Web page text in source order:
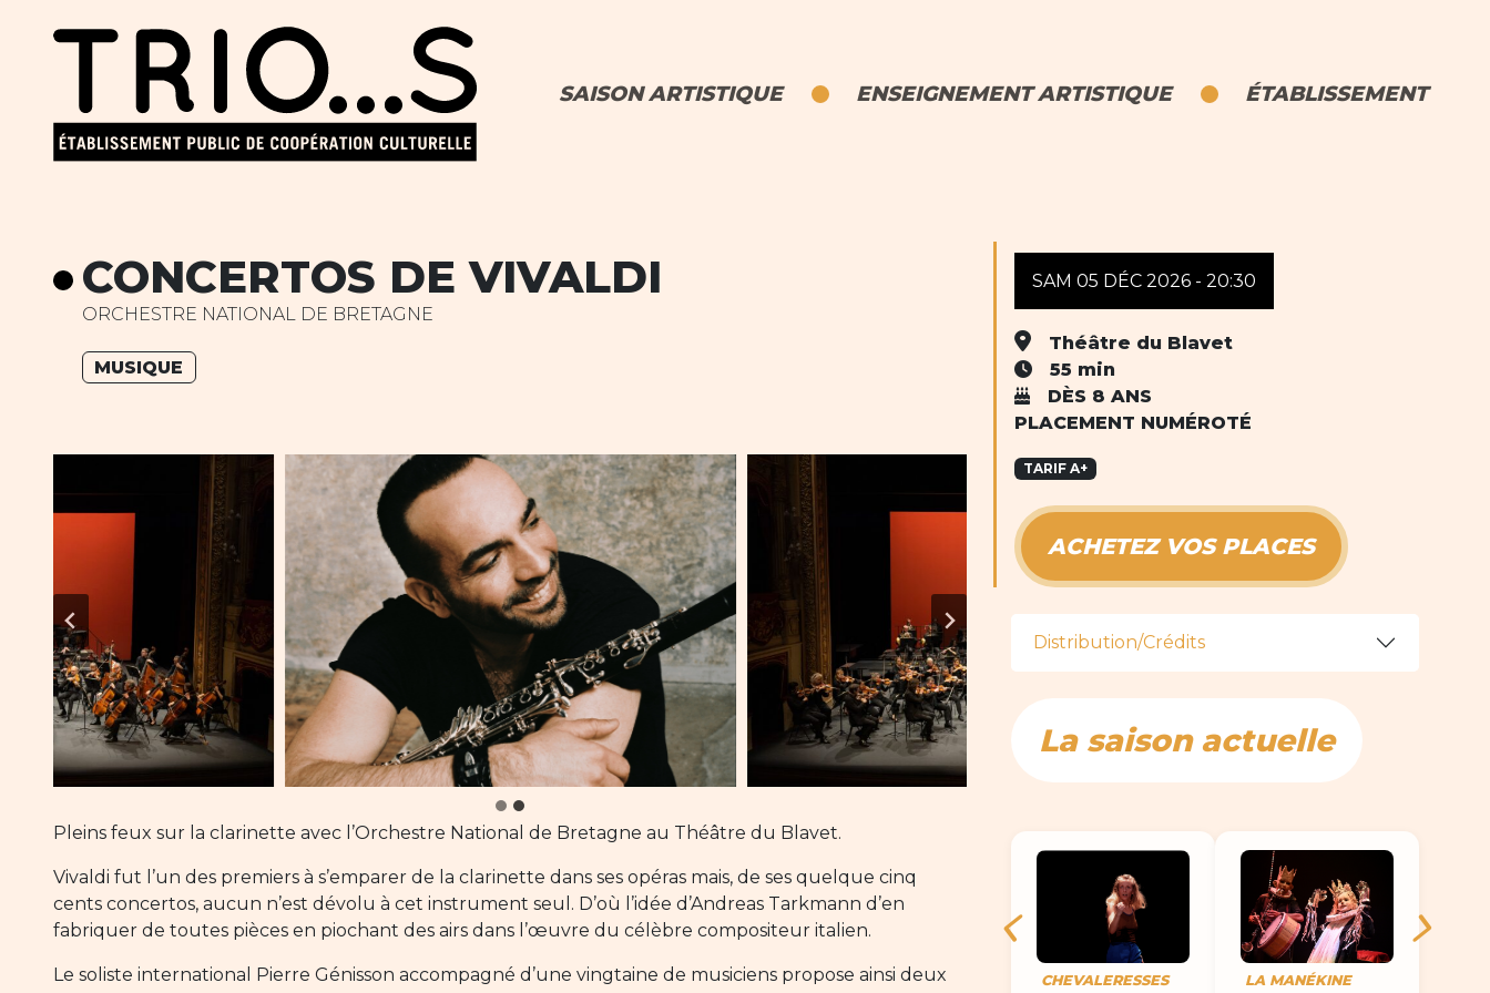
SAISON ARTISTIQUE ENSEIGNEMENT ARTISTIQUE ÉTABLISSEMENT
CONCERTOS DE VIVALDI
ORCHESTRE NATIONAL DE BRETAGNE
MUSIQUE
Pleins feux sur la clarinette avec l’Orchestre National de Bretagne au Théâtre du Blavet.
Vivaldi fut l’un des premiers à s’emparer de la clarinette dans ses opéras mais, de ses quelque cinq
cents concertos, aucun n’est dévolu à cet instrument seul. D’où l’idée d’Andreas Tarkmann d’en
fabriquer de toutes pièces en piochant des airs dans l’œuvre du célèbre compositeur italien.
Le soliste international Pierre Génisson accompagné d’une vingtaine de musiciens propose ainsi deux
SAM 05 DÉC 2026 - 20:30
Théâtre du Blavet
55 min
DÈS 8 ANS
PLACEMENT NUMÉROTÉ
TARIF A+
ACHETEZ VOS PLACES
Distribution/Crédits
La saison actuelle
CHEVALERESSES LA MANÉKINE